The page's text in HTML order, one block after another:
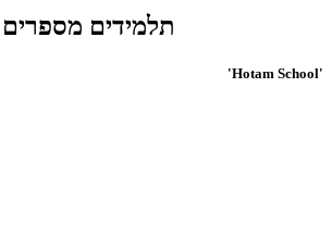
תלמידים מספרים
'Hotam School'